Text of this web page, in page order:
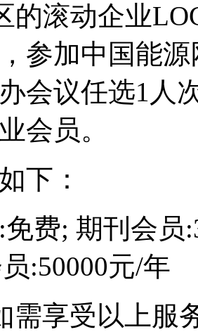
的滚动企业
参加中国能
会议任选1人
会员。
下：
费; 期刊会员
:50000元/年
受以上服务